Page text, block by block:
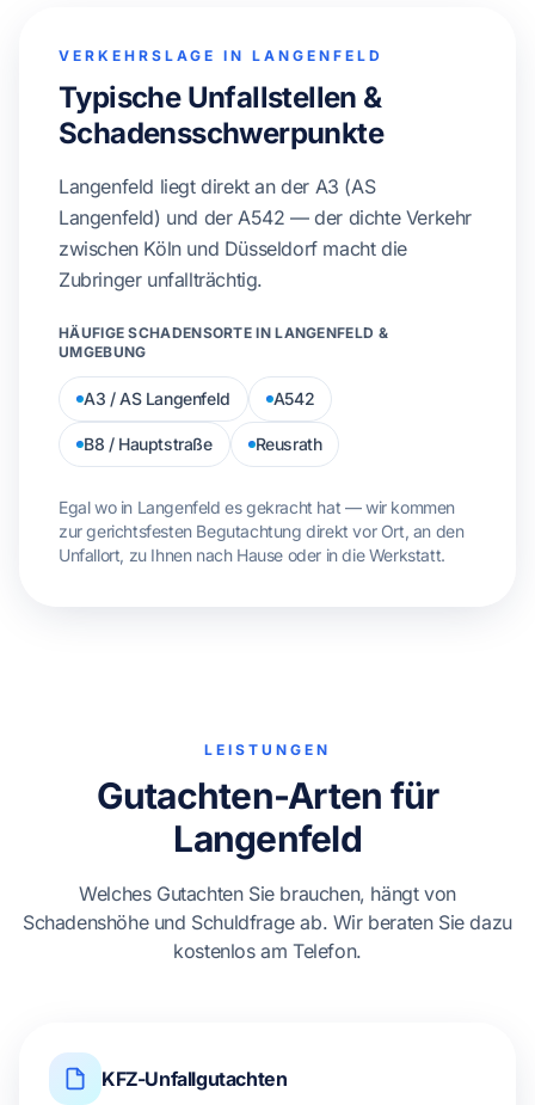
VERKEHRSLAGE IN LANGENFELD
Typische Unfallstellen &
Schadensschwerpunkte
Langenfeld liegt direkt an der A3 (AS
Langenfeld) und der A542 — der dichte Verkehr
zwischen Köln und Düsseldorf macht die
Zubringer unfallträchtig.
HÄUFIGE SCHADENSORTE IN LANGENFELD &
UMGEBUNG
A3 / AS Langenfeld A542
B8 / Hauptstraße Reusrath
Egal wo in Langenfeld es gekracht hat — wir kommen
zur gerichtsfesten Begutachtung direkt vor Ort, an den
Unfallort, zu Ihnen nach Hause oder in die Werkstatt.
LEISTUNGEN
Gutachten-Arten für
Langenfeld
Welches Gutachten Sie brauchen, hängt von
Schadenshöhe und Schuldfrage ab. Wir beraten Sie dazu
kostenlos am Telefon.
KFZ-Unfallgutachten